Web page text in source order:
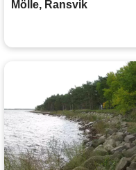
Mölle, Ransvik